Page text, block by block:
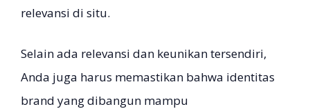
relevansi di situ.
Selain ada relevansi dan keunikan tersendiri,
Anda juga harus memastikan bahwa identitas
brand yang dibangun mampu